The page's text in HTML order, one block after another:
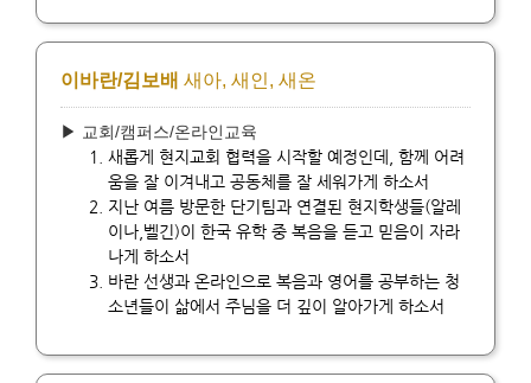
이바란/김보배 새아, 새인, 새온
▶ 교회/캠퍼스/온라인교육
새롭게 현지교회 협력을 시작할 예정인데, 함께 어려
움을 잘 이겨내고 공동체를 잘 세워가게 하소서
지난 여름 방문한 단기팀과 연결된 현지학생들(알레
이나,벨긴)이 한국 유학 중 복음을 듣고 믿음이 자라
나게 하소서
바란 선생과 온라인으로 복음과 영어를 공부하는 청
소년들이 삶에서 주님을 더 깊이 알아가게 하소서